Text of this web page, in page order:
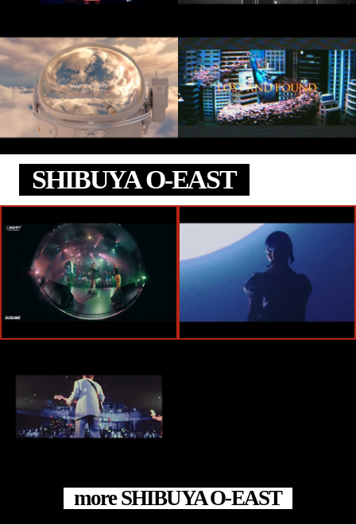
SHIBUYA O-EAST
more SHIBUYA O-EAST